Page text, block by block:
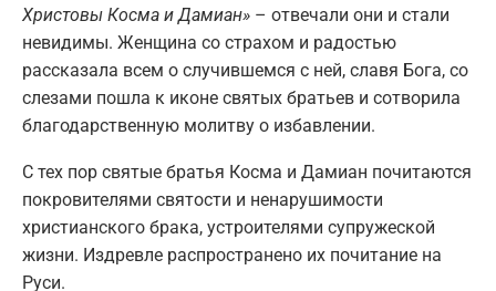
Христовы Косма и Дамиан» – отвечали они и стали
невидимы. Женщина со страхом и радостью
рассказала всем о случившемся с ней, славя Бога, со
слезами пошла к иконе святых братьев и сотворила
благодарственную молитву о избавлении.
С тех пор святые братья Косма и Дамиан почитаются
покровителями святости и ненарушимости
христианского брака, устроителями супружеской
жизни. Издревле распространено их почитание на
Руси.